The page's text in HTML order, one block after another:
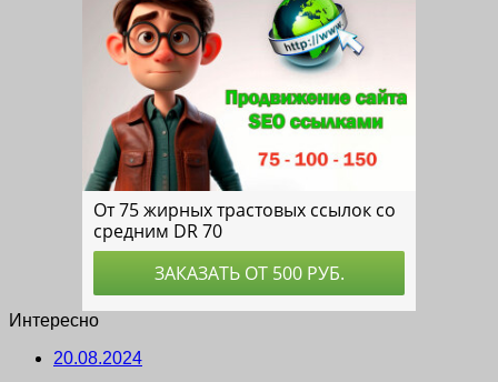
Интересно
20.08.2024